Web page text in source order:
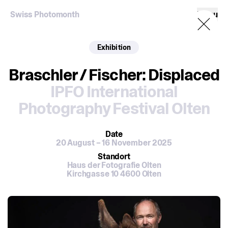
Swiss Photomonth Menu
Exhibition
Braschler / Fischer: Displaced
IPFO International
Photography Festival Olten
Date
20 August – 16 November 2025
Standort
Haus der Fotografie Olten
Kirchgasse 10 4600 Olten